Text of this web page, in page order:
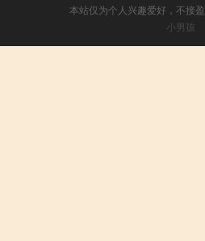
本站仅为个人兴趣爱好，不接
小男孩